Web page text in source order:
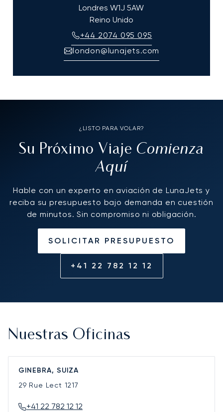
Londres W1J 5AW
Reino Unido
+44 2074 095 095
london@lunajets.com
¿LISTO PARA VOLAR?
Su Próximo Viaje Comienza
Aquí
Hable con un experto en aviación de LunaJets y
reciba su presupuesto bajo demanda en cuestión
de minutos. Sin compromiso ni obligación.
SOLICITAR PRESUPUESTO
+41 22 782 12 12
Nuestras Oficinas
GINEBRA, SUIZA
29 Rue Lect 1217
+41 22 782 12 12